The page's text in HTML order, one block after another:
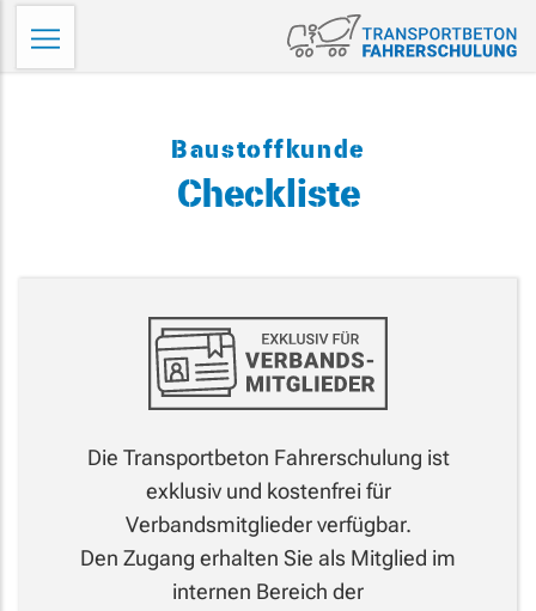
Direkt
zum
Inhalt
Baustoffkunde
Checkliste
Die Transportbeton Fahrerschulung ist
exklusiv und kostenfrei für
Verbandsmitglieder verfügbar.
Den Zugang erhalten Sie als Mitglied im
internen Bereich der